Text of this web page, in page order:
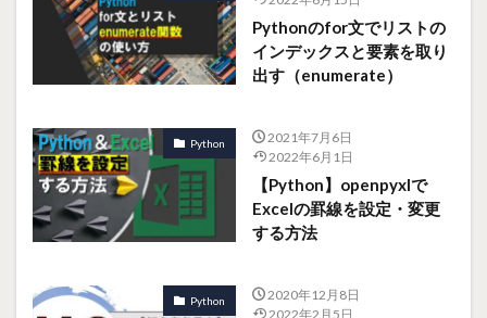
Pythonのfor文でリストの
インデックスと要素を取り
出す（enumerate）
Python
2021年7月6日
2022年6月1日
【Python】openpyxlで
Excelの罫線を設定・変更
する方法
Python
2020年12月8日
2022年2月5日